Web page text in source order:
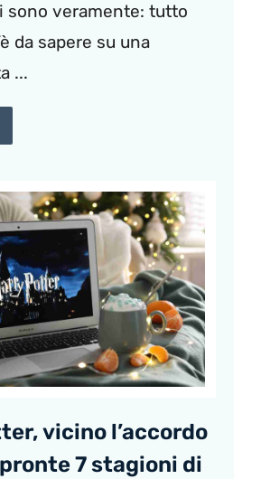
sono veramente: tutto
da sapere su una
...
vicino l’accordo
7 stagioni di